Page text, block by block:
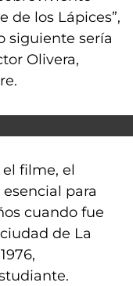
de los Lápices”,
siguiente sería
Olivera,
filme, el
para
cuando fue
de La